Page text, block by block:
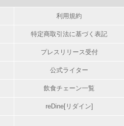
利用規約
特定商取引法に基づく表記
プレスリリース受付
公式ライター
飲食チェーン一覧
reDine[リダイン]